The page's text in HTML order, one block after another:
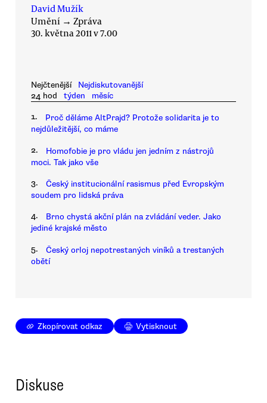
David Mužík
Umění → Zpráva
30. května 2011 v 7.00
Nejčtenější
Nejdiskutovanější
24 hod
týden měsíc
1.
Proč děláme AltPrajd? Protože solidarita je to
nejdůležitější, co máme
2.
Homofobie je pro vládu jen jedním z nástrojů
moci. Tak jako vše
3.
Český institucionální rasismus před Evropským
soudem pro lidská práva
4.
Brno chystá akční plán na zvládání veder. Jako
jediné krajské město
5.
Český orloj nepotrestaných viníků a trestaných
obětí
Zkopírovat odkaz Vytisknout
Diskuse